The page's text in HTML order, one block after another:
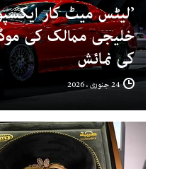
’لیٹس میٹ کار
خلیجی ممالک کی
کی نمائش
24 جنوری ، 2026